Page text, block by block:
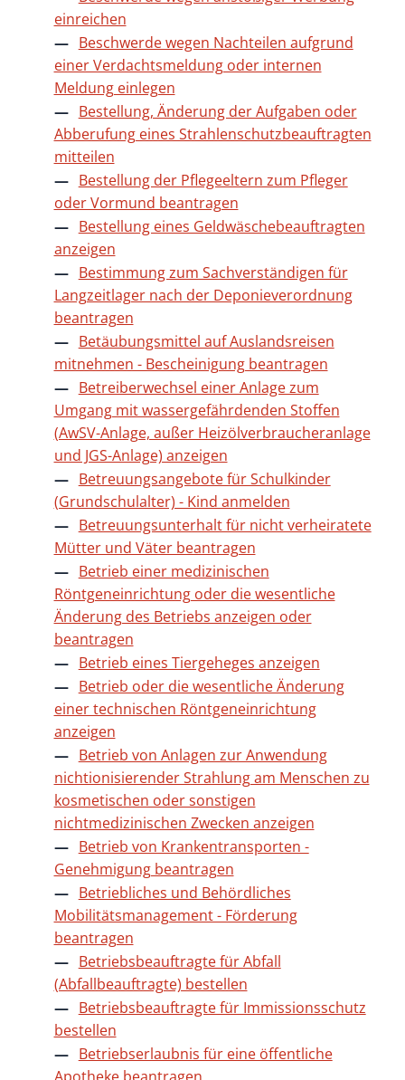
einreichen
Beschwerde wegen Nachteilen aufgrund
einer Verdachtsmeldung oder internen
Meldung einlegen
Bestellung, Änderung der Aufgaben oder
Abberufung eines Strahlenschutzbeauftragten
mitteilen
Bestellung der Pflegeeltern zum Pfleger
oder Vormund beantragen
Bestellung eines Geldwäschebeauftragten
anzeigen
Bestimmung zum Sachverständigen für
Langzeitlager nach der Deponieverordnung
beantragen
Betäubungsmittel auf Auslandsreisen
mitnehmen - Bescheinigung beantragen
Betreiberwechsel einer Anlage zum
Umgang mit wassergefährdenden Stoffen
(AwSV-Anlage, außer Heizölverbraucheranlage
und JGS-Anlage) anzeigen
Betreuungsangebote für Schulkinder
(Grundschulalter) - Kind anmelden
Betreuungsunterhalt für nicht verheiratete
Mütter und Väter beantragen
Betrieb einer medizinischen
Röntgeneinrichtung oder die wesentliche
Änderung des Betriebs anzeigen oder
beantragen
Betrieb eines Tiergeheges anzeigen
Betrieb oder die wesentliche Änderung
einer technischen Röntgeneinrichtung
anzeigen
Betrieb von Anlagen zur Anwendung
nichtionisierender Strahlung am Menschen zu
kosmetischen oder sonstigen
nichtmedizinischen Zwecken anzeigen
Betrieb von Krankentransporten -
Genehmigung beantragen
Betriebliches und Behördliches
Mobilitätsmanagement - Förderung
beantragen
Betriebsbeauftragte für Abfall
(Abfallbeauftragte) bestellen
Betriebsbeauftragte für Immissionsschutz
bestellen
Betriebserlaubnis für eine öffentliche